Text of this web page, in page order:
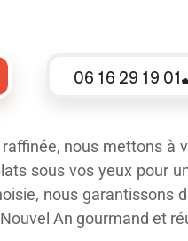
06 16 29 19 01
nous mettons à
sous vos yeux pour
nous garantissons
An gourmand et